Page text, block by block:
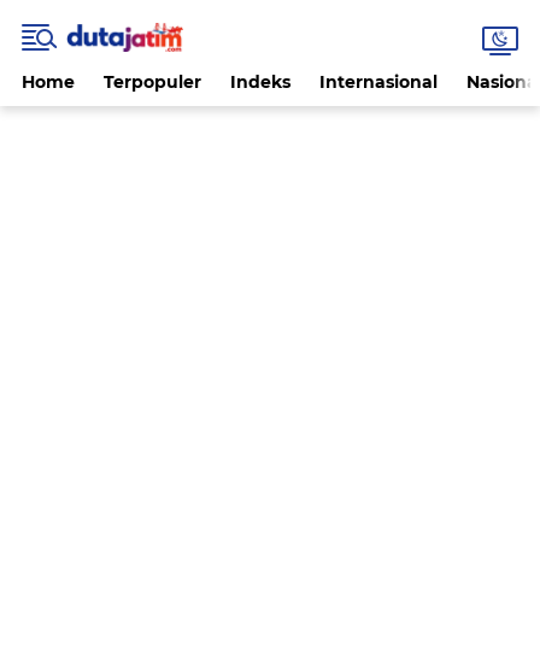
Home Terpopuler Indeks Internasional